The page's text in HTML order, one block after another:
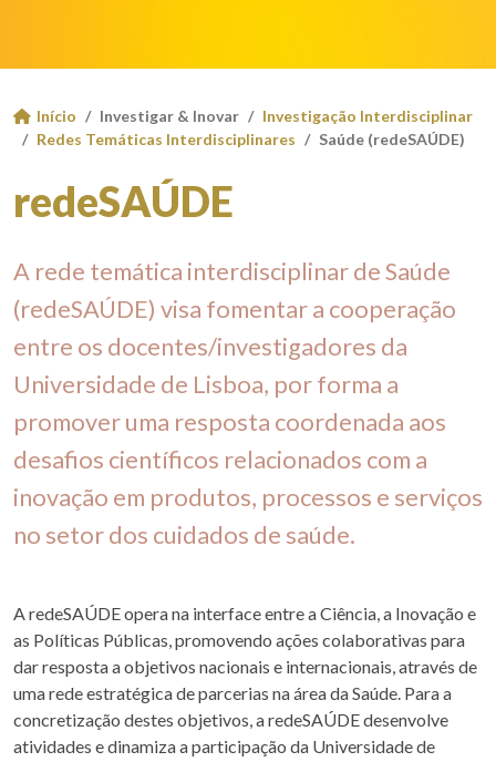
Início Investigar & Inovar
Investigação Interdisciplinar
Redes Temáticas Interdisciplinares
Saúde (redeSAÚDE)
redeSAÚDE
A rede temática interdisciplinar de Saúde
(redeSAÚDE) visa fomentar a cooperação
entre os docentes/investigadores da
Universidade de Lisboa, por forma a
promover uma resposta coordenada aos
desafios científicos relacionados com a
inovação em produtos, processos e serviços
no setor dos cuidados de saúde.
A redeSAÚDE opera na interface entre a Ciência, a Inovação e
as Políticas Públicas, promovendo ações colaborativas para
dar resposta a objetivos nacionais e internacionais, através de
uma rede estratégica de parcerias na área da Saúde. Para a
concretização destes objetivos, a redeSAÚDE desenvolve
atividades e dinamiza a participação da Universidade de